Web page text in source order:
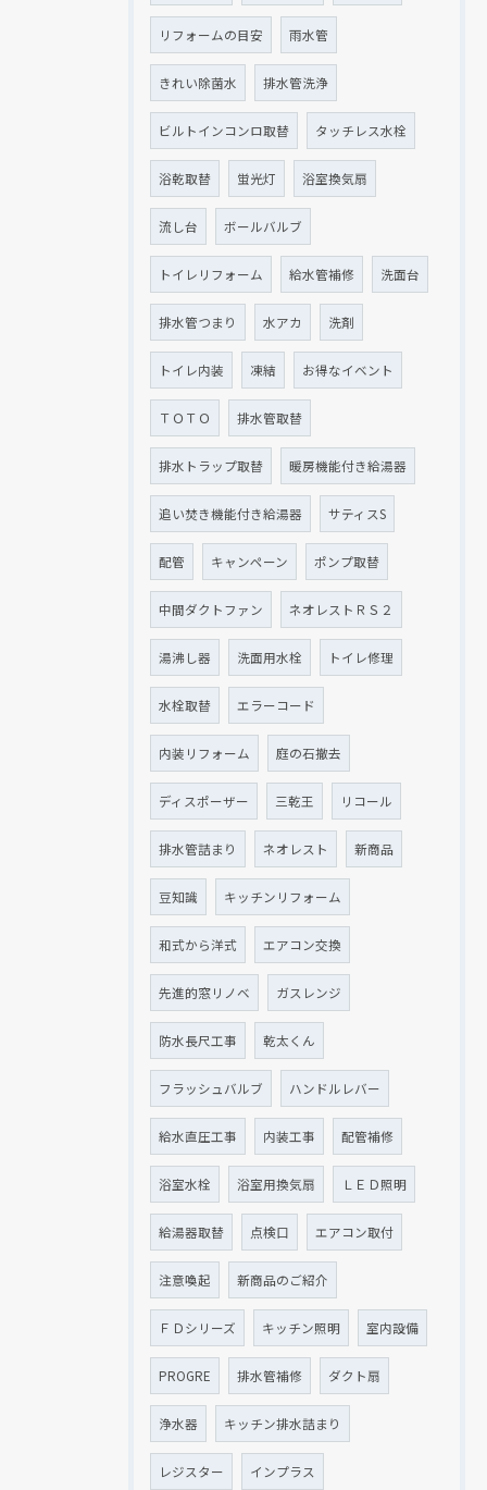
リフォームの目安 雨水管
きれい除菌水 排水管洗浄
ビルトインコンロ取替 タッチレス水栓
浴乾取替 蛍光灯 浴室換気扇
流し台 ボールバルブ
トイレリフォーム 給水管補修 洗面台
排水管つまり 水アカ 洗剤
トイレ内装 凍結 お得なイベント
ＴＯＴＯ 排水管取替
排水トラップ取替 暖房機能付き給湯器
追い焚き機能付き給湯器 サティスS
配管 キャンペーン ポンプ取替
中間ダクトファン ネオレストＲＳ２
湯沸し器 洗面用水栓 トイレ修理
水栓取替 エラーコード
内装リフォーム 庭の石撤去
ディスポーザー 三乾王 リコール
排水管詰まり ネオレスト 新商品
豆知識 キッチンリフォーム
和式から洋式 エアコン交換
先進的窓リノベ ガスレンジ
防水長尺工事 乾太くん
フラッシュバルブ ハンドルレバー
給水直圧工事 内装工事 配管補修
浴室水栓 浴室用換気扇 ＬＥＤ照明
給湯器取替 点検口 エアコン取付
注意喚起 新商品のご紹介
ＦＤシリーズ キッチン照明 室内設備
PROGRE 排水管補修 ダクト扇
浄水器 キッチン排水詰まり
レジスター インプラス